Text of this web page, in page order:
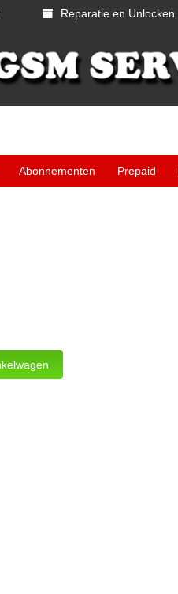
Reparatie en Unlocken
Abonnementen Prepaid